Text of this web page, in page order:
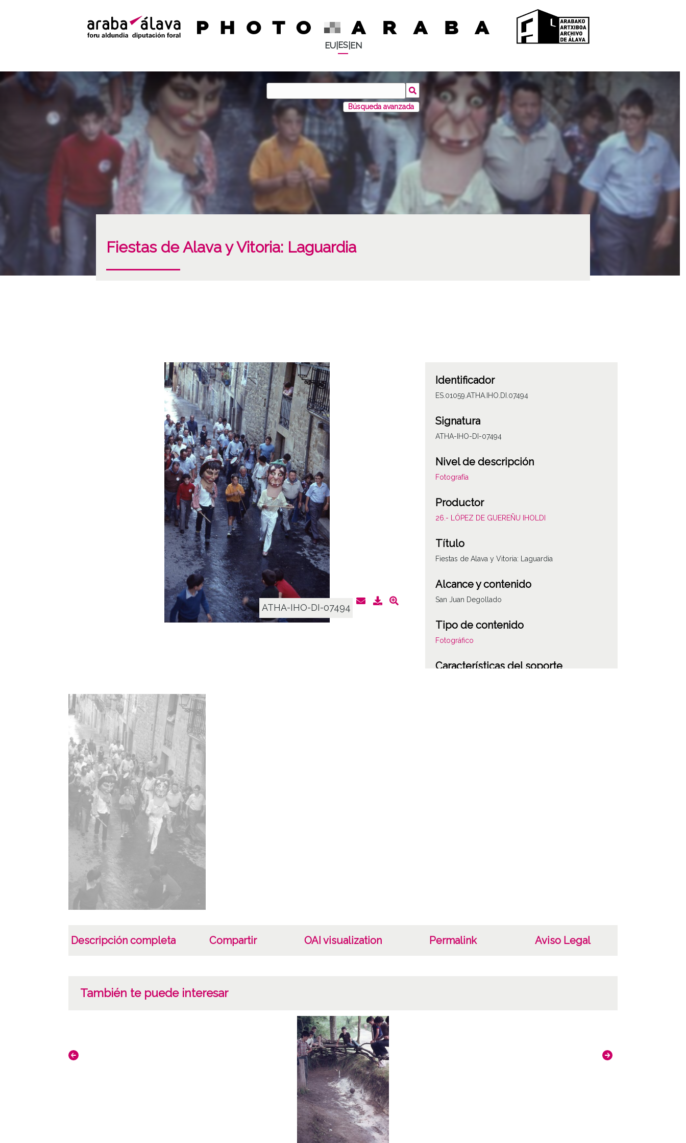
EU| ES| EN
Búsqueda avanzada
Fiestas de Alava y Vitoria: Laguardia
ATHA-IHO-DI-07494
Identificador
ES.01059.ATHA.IHO.DI.07494
Signatura
ATHA-IHO-DI-07494
Nivel de descripción
Fotografía
Productor
26.- LÓPEZ DE GUEREÑU IHOLDI
Título
Fiestas de Alava y Vitoria: Laguardia
Alcance y contenido
San Juan Degollado
Tipo de contenido
Fotográfico
Características del soporte
Descripción completa Compartir OAI visualization Permalink Aviso Legal
También te puede interesar